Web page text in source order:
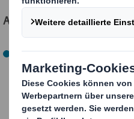
Abfallvermeidung
Realitätsnahe Analyse
Commerce-Zustellungen,
der G-Kräfte, die auf
einwirken, um
beschädigte Pakete zu